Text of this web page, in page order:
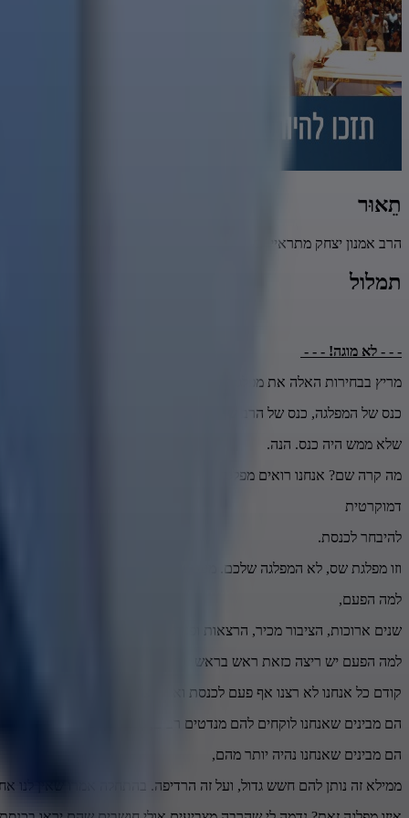
תֵאוּר
הרב אמנון יצחק מתראיין בשש עם סיון רהב-מאיר
תמלול
- - - לא מוגה! - - -
מריץ בבחירות האלה את מפלגת כוח להשפיע. אנחנו פותחים בתמונות
כנס של המפלגה, כנס של הרב שם,
שלא ממש היה כנס. הנה.
מה קרה שם? אנחנו רואים מפלגת טאליבאן שמשתמשים בכוח ומנסים
דמוקרטית
להיבחר לכנסת.
וזו מפלגת שס, לא המפלגה שלכם. מעכשיו מפלגת הטאליבאן.
למה הפעם,
שנים ארוכות, הציבור מכיר, הרצאות ופעילות שלך,
למה הפעם יש ריצה כזאת ראש בראש נגד שס? מה קרה?
קודם כל אנחנו לא רצנו אף פעם לכנסת ואין ריצה בינינו לבינם.
הם מבינים שאנחנו לוקחים להם מנדטים רבים,
הם מבינים שאנחנו נהיה יותר מהם,
ממילא זה נותן להם חשש גדול, ועל זה הרדיפה. בהתחלה אמרו שאין לנו